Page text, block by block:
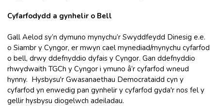
Cyfarfodydd a gynhelir o Bell
Gall Aelod sy’n dymuno mynychu’r Swyddfeydd Dinesig e.e.
o Siambr y Cyngor, er mwyn cael mynediad/mynychu cyfarfod
o bell, drwy ddefnyddio dyfais y Cyngor. Gan ddefnyddio
rhwydwaith TGCh y Cyngor i ymuno â’r cyfarfod wneud
hynny. Hysbysu'r Gwasanaethau Democrataidd cyn y
cyfarfod yn enwedig pan gynhelir y cyfarfod gyda'r nos fel y
gellir hysbysu diogelwch adeiladau.